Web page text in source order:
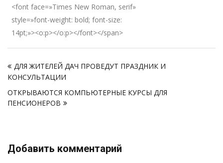
<font face=»Times New Roman, serif»
style=»font-weight: bold; font-size:
14pt;»><o:p></o:p></font></span>
по
записям
ДЛЯ ЖИТЕЛЕЙ ДАЧ ПРОВЕДУТ ПРАЗДНИК И
КОНСУЛЬТАЦИИ
ОТКРЫВАЮТСЯ КОМПЬЮТЕРНЫЕ КУРСЫ ДЛЯ
ПЕНСИОНЕРОВ
Добавить комментарий